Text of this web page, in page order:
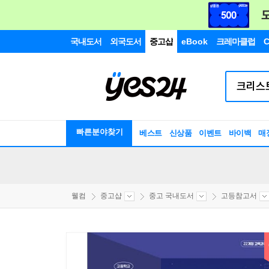
국내도서 외국도서 중고샵 eBook 크레마클럽
빠른분야찾기 베스트 신상품 이벤트 바이백 매
웰컴 중고샵 중고 국내도서 고등참고서